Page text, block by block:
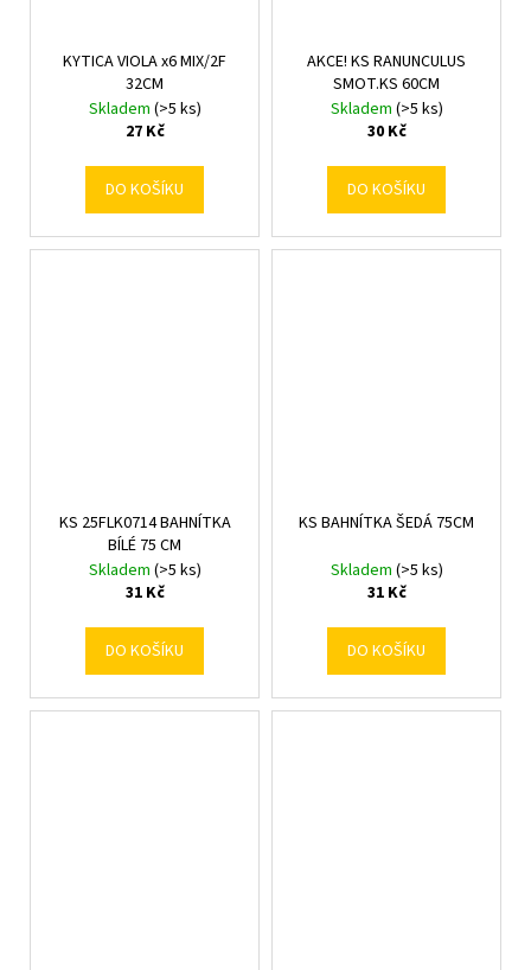
KYTICA VIOLA x6 MIX/2F
32CM
Skladem (>5 ks)
27 Kč
DO KOŠÍKU
AKCE! KS RANUNCULUS
SMOT.KS 60CM
Skladem (>5 ks)
30 Kč
DO KOŠÍKU
KS 25FLK0714 BAHNÍTKA
BÍLÉ 75 CM
Skladem (>5 ks)
31 Kč
DO KOŠÍKU
KS BAHNÍTKA ŠEDÁ 75CM
Skladem (>5 ks)
31 Kč
DO KOŠÍKU